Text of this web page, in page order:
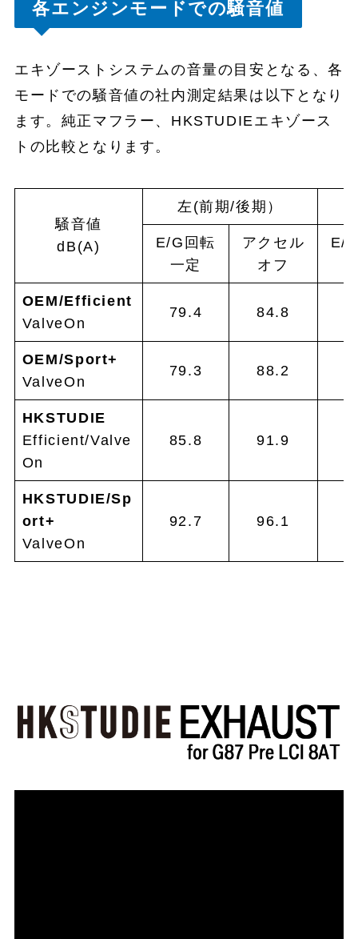
各エンジンモードでの騒音値
エキゾーストシステムの音量の目安となる、各
モードでの騒音値の社内測定結果は以下となり
ます。純正マフラー、HKSTUDIEエキゾース
トの比較となります。
騒音値
dB(A)
左(前期/後期）
E/G回転
一定
アクセル
オフ
E/
OEM/Efficient
ValveOn
79.4 84.8
OEM/Sport+
ValveOn
79.3 88.2
HKSTUDIE
Efficient/Valve
On
85.8 91.9
HKSTUDIE/Sp
ort+
ValveOn
92.7 96.1